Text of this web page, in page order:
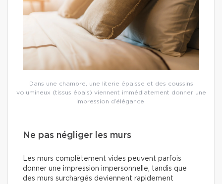
Dans une chambre, une literie épaisse et des coussins
volumineux (tissus épais) viennent immédiatement donner une
impression d’élégance.
Ne pas négliger les murs
Les murs complètement vides peuvent parfois
donner une impression impersonnelle, tandis que
des murs surchargés deviennent rapidement